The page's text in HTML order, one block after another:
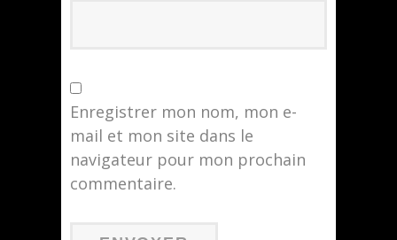
Enregistrer mon nom, mon e-
mail et mon site dans le
navigateur pour mon prochain
commentaire.